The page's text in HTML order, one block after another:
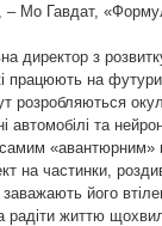
– Мо Гавдат,
директор з
працюють на
розробляються
автомобілі та
«авантюрним»
на частинки,
його
радіти життю